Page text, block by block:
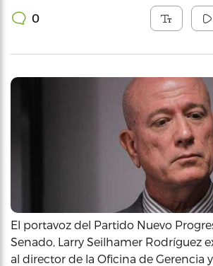
0
El portavoz del Partido Nuevo
Senado, Larry Seilhamer Rodríguez
al director de la Oficina de Gerencia